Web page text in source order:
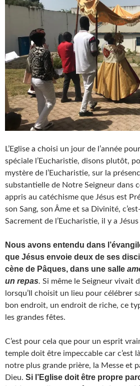
L’Eglise a choisi un jour de l’année
spéciale l’Eucharistie, disons plutôt,
mystère de l’Eucharistie, sur la
substantielle de Notre Seigneur dans
appris au catéchisme que Jésus est
son Sang, son Âme et sa Divinité,
Sacrement de l’Eucharistie, il y a
Nous avons entendu dans
que Jésus envoie deux de ses
cène de Pâques, dans une salle
un repas. Si même le Seigneur vivait
lorsqu’Il choisit un lieu pour célébrer
bon endroit, un endroit de riche, ce
les grandes fêtes.
C’est pour cela que pour un esprit
temple doit être impeccable car c’est
notre plus grande prière, la Messe et
Dieu. Si l’Eglise doit être propre